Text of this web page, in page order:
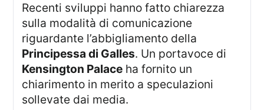
Recenti sviluppi hanno fatto chiarezza
sulla modalità di comunicazione
riguardante l’abbigliamento della
Principessa di Galles. Un portavoce di
Kensington Palace ha fornito un
chiarimento in merito a speculazioni
sollevate dai media.